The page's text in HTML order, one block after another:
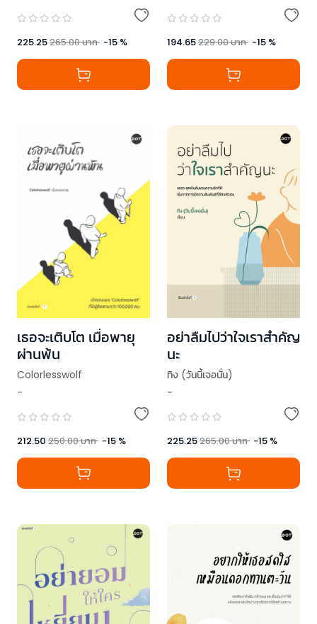
225.25265.00บาท -15 % 194.65229.00บาท -15 %
เธอจะเติบโต เมื่อพายุ
ผ่านพ้น
Colorlesswolf
-
212.50 250.00บาท -15 %
อย่าลืมไปว่าใจเราสำคัญ
นะ
ทิง (วันนี้เจอนั่น)
-
225.25265.00บาท -15 %